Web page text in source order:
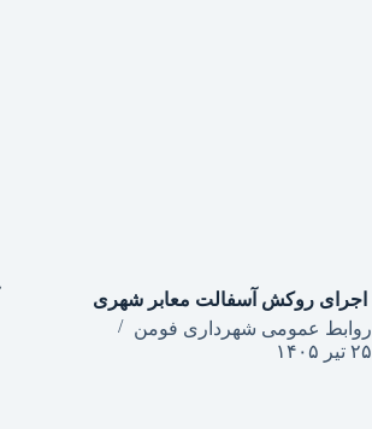
روابط عمومی شهرداری فومن
۲۵ تیر ۱۴۰۵